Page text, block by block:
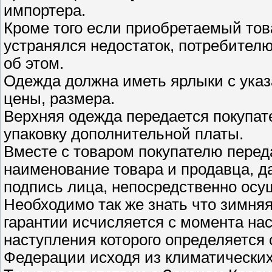
импортера.
Кроме того если приобретаемый
устранялся недостаток,
об этом.
Одежда должна иметь ярлыки с
цены, размера.
Верхняя одежда передается
упаковку дополнительной платы.
Вместе с товаром покупателю
наименование товара и продавца,
подпись лица, непосредственно
Необходимо так же знать что
гарантии исчисляется с момента
наступления которого
Федерации исходя из